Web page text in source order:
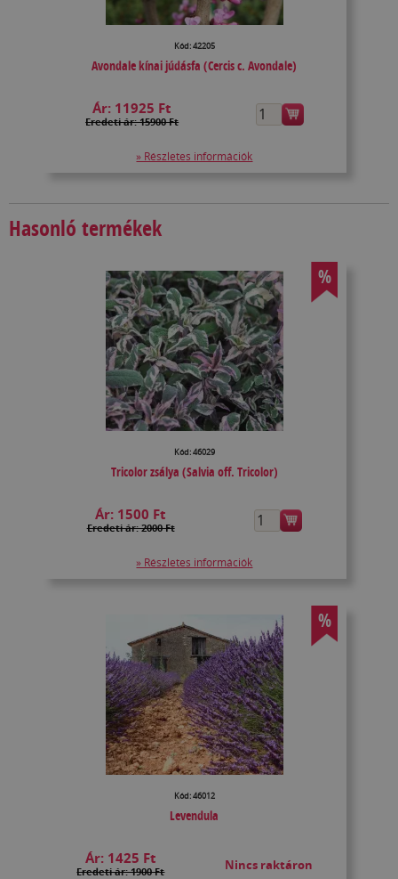
Kód: 42205
Avondale kínai júdásfa (Cercis c. Avondale)
Ár: 11925 Ft
Eredeti ár: 15900 Ft
» Részletes információk
Hasonló termékek
%
Kód: 46029
Tricolor zsálya (Salvia off. Tricolor)
Ár: 1500 Ft
Eredeti ár: 2000 Ft
» Részletes információk
%
Kód: 46012
Levendula
Nincs raktáron
Ár: 1425 Ft
Eredeti ár: 1900 Ft